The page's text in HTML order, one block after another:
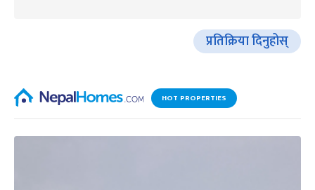
प्रतिक्रिया दिनुहोस्
HOT PROPERTIES